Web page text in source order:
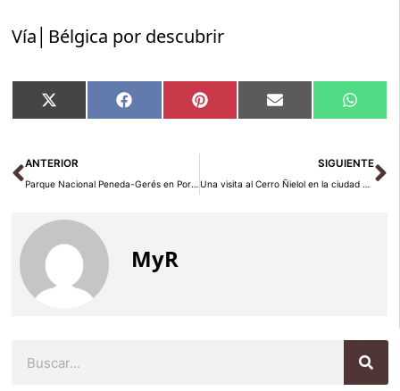
Vía│Bélgica por descubrir
Compartir
en
X
(Twitter)
Compartir
en
Facebook Compartir
en
Pinterest Compartir
en
Email
en
Ant
ANTERIOR
Parque Nacional Peneda-Gerés en Portugal
SIGUIENTE
Una visita al Cerro Ñielol en la ciudad chilena de Temuco
MyR